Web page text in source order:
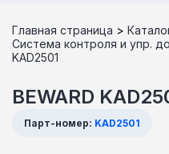
Главная страница >
Система контроля и упр.
KAD2501
BEWARD
Парт-номер: KAD2501